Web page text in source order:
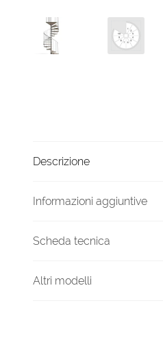
Descrizione
Informazioni aggiuntive
Scheda tecnica
Altri modelli